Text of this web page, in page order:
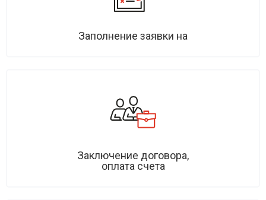
Заполнение заявки на
Заключение договора,
оплата счета